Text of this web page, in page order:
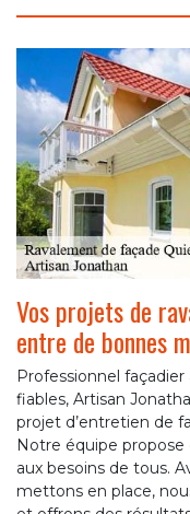
Vos projets de
entre de bonnes
Professionnel
fiables, Artisan
projet d’entretien de
Notre équipe
aux besoins de tous.
mettons en place,